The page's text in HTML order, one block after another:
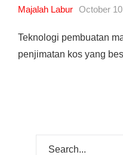
Majalah Labur October
Teknologi pembuatan
penjimatan kos yang